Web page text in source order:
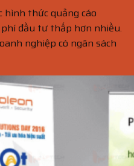
hình thức quảng cáo
đầu tư thấp hơn nhiều.
nghiệp có ngân sách